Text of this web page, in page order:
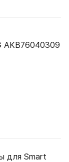
для Smart
AKB76040309